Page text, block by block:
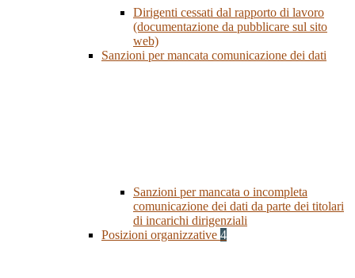
Dirigenti cessati dal rapporto di lavoro
(documentazione da pubblicare sul sito
web)
Sanzioni per mancata comunicazione dei dati
Sanzioni per mancata o incompleta
comunicazione dei dati da parte dei titolari
di incarichi dirigenziali
Posizioni organizzative 4